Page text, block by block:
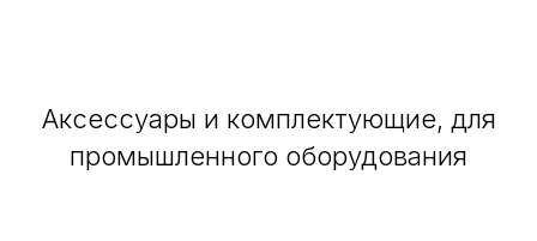
О компании Услуги
Аксессуары и комплектующие, для
промышленного оборудования